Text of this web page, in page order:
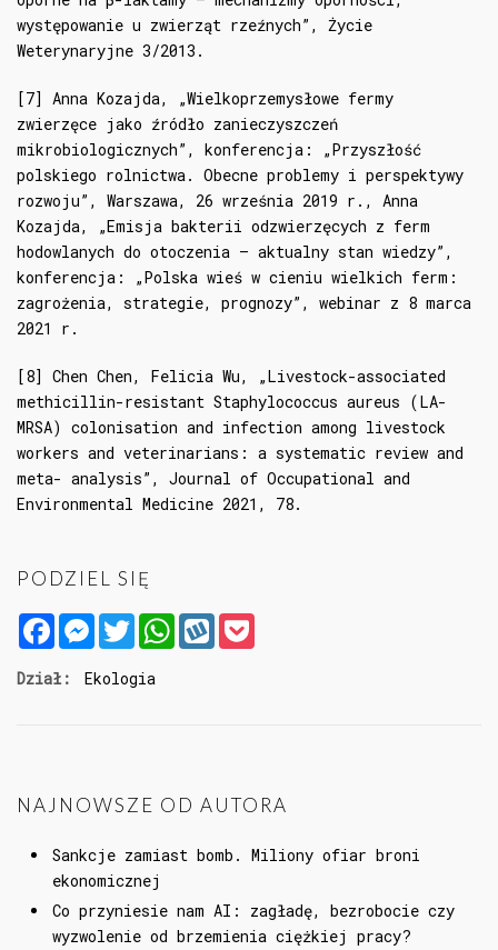
występowanie u zwierząt rzeźnych”, Życie
Weterynaryjne 3/2013.
[7] Anna Kozajda, „Wielkoprzemysłowe fermy
zwierzęce jako źródło zanieczyszczeń
mikrobiologicznych”, konferencja: „Przyszłość
polskiego rolnictwa. Obecne problemy i perspektywy
rozwoju”, Warszawa, 26 września 2019 r., Anna
Kozajda, „Emisja bakterii odzwierzęcych z ferm
hodowlanych do otoczenia – aktualny stan wiedzy”,
konferencja: „Polska wieś w cieniu wielkich ferm:
zagrożenia, strategie, prognozy”, webinar z 8 marca
2021 r.
[8] Chen Chen, Felicia Wu, „Livestock-associated
methicillin-resistant Staphylococcus aureus (LA-
MRSA) colonisation and infection among livestock
workers and veterinarians: a systematic review and
meta- analysis”, Journal of Occupational and
Environmental Medicine 2021, 78.
PODZIEL SIĘ
FacebookMessenger
TwitterWhatsApp
Wykop
Dział: Ekologia
NAJNOWSZE OD AUTORA
Sankcje zamiast bomb. Miliony ofiar broni
ekonomicznej
Co przyniesie nam AI: zagładę, bezrobocie czy
wyzwolenie od brzemienia ciężkiej pracy?